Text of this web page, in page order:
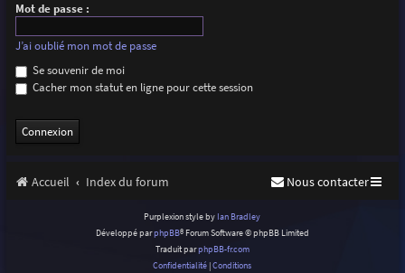
Mot de passe :
J’ai oublié mon mot de passe
Se souvenir de moi
Cacher mon statut en ligne pour cette session
Accueil Index du forum Nous contacter
Purplexion style by Ian Bradley
Développé parphpBB® Forum Software © phpBB Limited
Traduit parphpBB-fr.com
Confidentialité |Conditions